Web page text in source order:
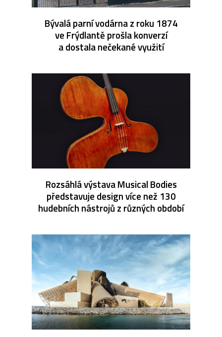
Bývalá parní vodárna z roku 1874
ve Frýdlantě prošla konverzí
a dostala nečekané využití
Rozsáhlá výstava Musical Bodies
představuje design více než 130
hudebních nástrojů z různých období